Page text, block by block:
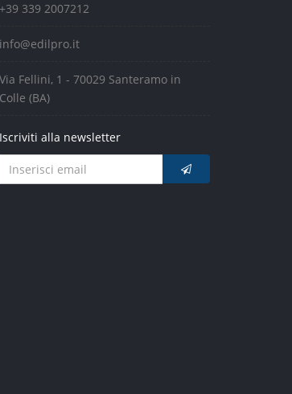
+39 339 2007212
info@edilpro.it
Via Fellini, 1 - 70029 Santeramo in
Colle (BA)
Iscriviti alla newsletter